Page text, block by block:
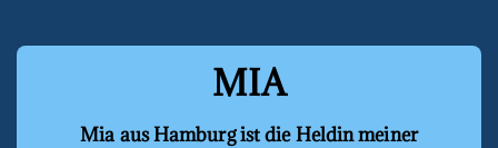
MIA
Mia aus Hamburg ist die Heldin meiner